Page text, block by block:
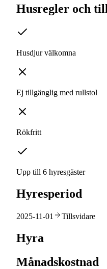
Husregler och
Husdjur välkomna
Ej tillgänglig med rullstol
Rökfritt
Upp till 6 hyresgäster
Hyresperiod
2025-11-01 Tillsvidare
Hyra
Månadskostnad